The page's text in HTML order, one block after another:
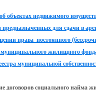
объектах недвижимого
для сдачи в
права постоянного
жилищного
муниципальной
договоров социального найма